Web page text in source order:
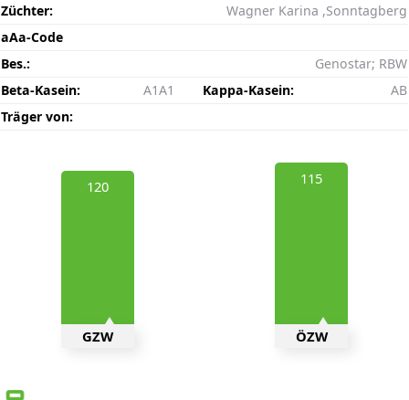
120
GZW
Züchter:
Wagner Karina ,Sonntagberg
aAa-Code
Bes.:
Genostar; RBW
Beta-Kasein:
A1A1 Kappa-Kasein:
AB
Träger von:
115
ÖZW